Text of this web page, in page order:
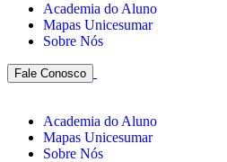
Academia do Aluno
Mapas Unicesumar
Sobre Nós
Fale Conosco
Academia do Aluno
Mapas Unicesumar
Sobre Nós